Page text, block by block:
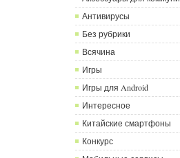
Антивирусы
Без рубрики
Всячина
Игры
Игры для Android
Интересное
Китайские смартфоны
Конкурс